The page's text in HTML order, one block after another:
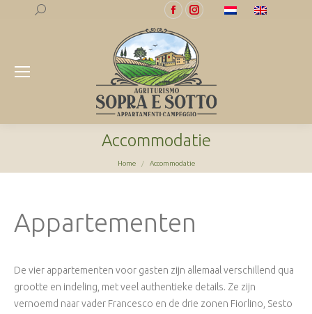
Search:
Facebook
opens
in
new
window
Instagram
new
window
Accommodatie
Je bent hier:
Home Accommodatie
Appartementen
De vier appartementen voor gasten zijn allemaal verschillend qua
grootte en indeling, met veel authentieke details. Ze zijn
vernoemd naar vader Francesco en de drie zonen Fiorlino, Sesto